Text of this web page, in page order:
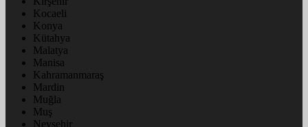
Kocaeli
Konya
Kütahya
Malatya
Manisa
Kahramanmaraş
Mardin
Muğla
Muş
Nevşehir